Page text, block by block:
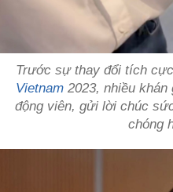
Trước sự thay đổi tích
Vietnam 2023, nhiều
động viên, gửi lời chúc
chóng